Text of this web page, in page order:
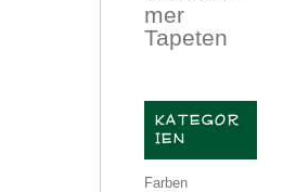
mer
Tapeten
KATEGOR
IEN
Farben